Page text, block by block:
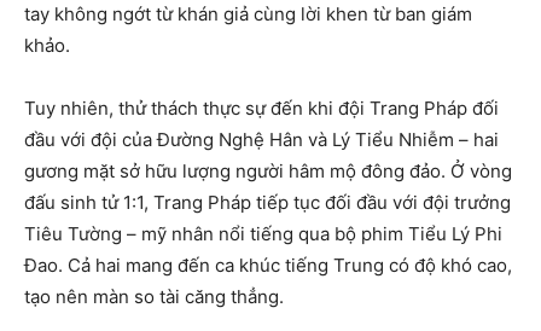
tay không ngớt từ khán giả cùng lời khen từ ban giám
khảo.
Tuy nhiên, thử thách thực sự đến khi đội Trang Pháp đối
đầu với đội của Đường Nghệ Hân và Lý Tiểu Nhiễm – hai
gương mặt sở hữu lượng người hâm mộ đông đảo. Ở vòng
đấu sinh tử 1:1, Trang Pháp tiếp tục đối đầu với đội trưởng
Tiêu Tường – mỹ nhân nổi tiếng qua bộ phim Tiểu Lý Phi
Đao. Cả hai mang đến ca khúc tiếng Trung có độ khó cao,
tạo nên màn so tài căng thẳng.